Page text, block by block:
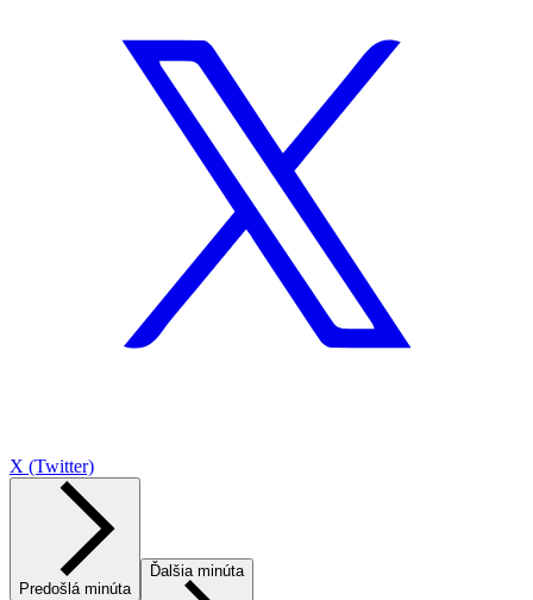
X (Twitter)
Predošlá minúta
Ďalšia minúta